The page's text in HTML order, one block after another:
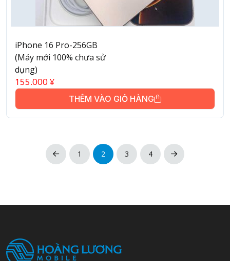
iPhone 16 Pro-256GB
(Máy mới 100% chưa sử
dụng)
155.000 ¥
THÊM VÀO GIỎ HÀNG
1 2 3 4